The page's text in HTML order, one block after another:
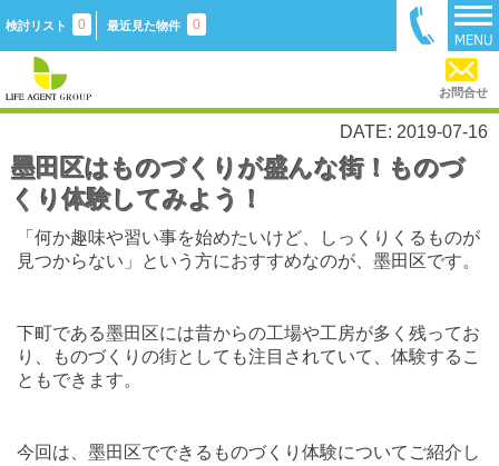
検討リスト 0 最近見た物件 0
お問合せ
DATE: 2019-07-16
墨田区はものづくりが盛んな街！ものづ
くり体験してみよう！
「何か趣味や習い事を始めたいけど、しっくりくるものが
見つからない」という方におすすめなのが、墨田区です。
下町である墨田区には昔からの工場や工房が多く残ってお
り、ものづくりの街としても注目されていて、体験するこ
ともできます。
今回は、墨田区でできるものづくり体験についてご紹介し